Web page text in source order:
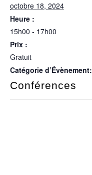
octobre 18, 2024
Heure :
15h00 - 17h00
Prix :
Gratuit
Catégorie d’Évènement:
Conférences